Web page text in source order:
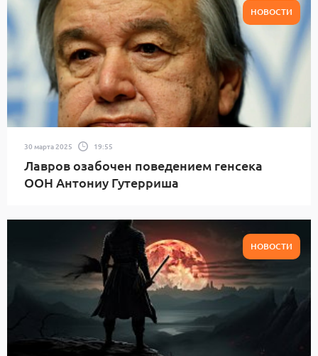
НОВОСТИ
30 марта 2025 19:55
Лавров озабочен поведением генсека
ООН Антониу Гутерриша
НОВОСТИ